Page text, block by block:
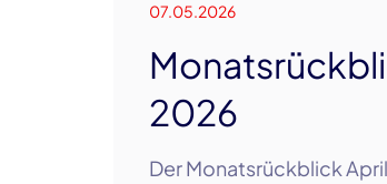
07.05.2026
2026
Der Monatsrückblick